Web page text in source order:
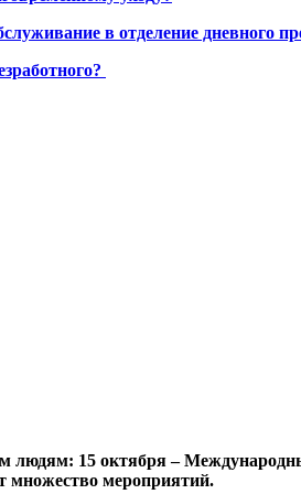
в отделение дневного
людям: 15 октября –
множество мероприятий.